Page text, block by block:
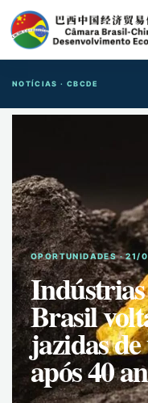
NOTÍCIAS · CBCDE
OPORTUNIDADES ·
Brasil
jazidas
após 40